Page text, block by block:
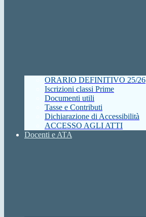
ORARIO DEFINITIVO 25/26
Iscrizioni classi Prime
Documenti utili
Tasse e Contributi
Dichiarazione di Accessibilità
ACCESSO AGLI ATTI
Docenti e ATA